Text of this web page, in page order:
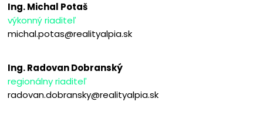
Ing. Michal Potaš
výkonný riaditeľ
michal.potas@realityalpia.sk
Ing. Radovan Dobranský
regionálny riaditeľ
radovan.dobransky@realityalpia.sk